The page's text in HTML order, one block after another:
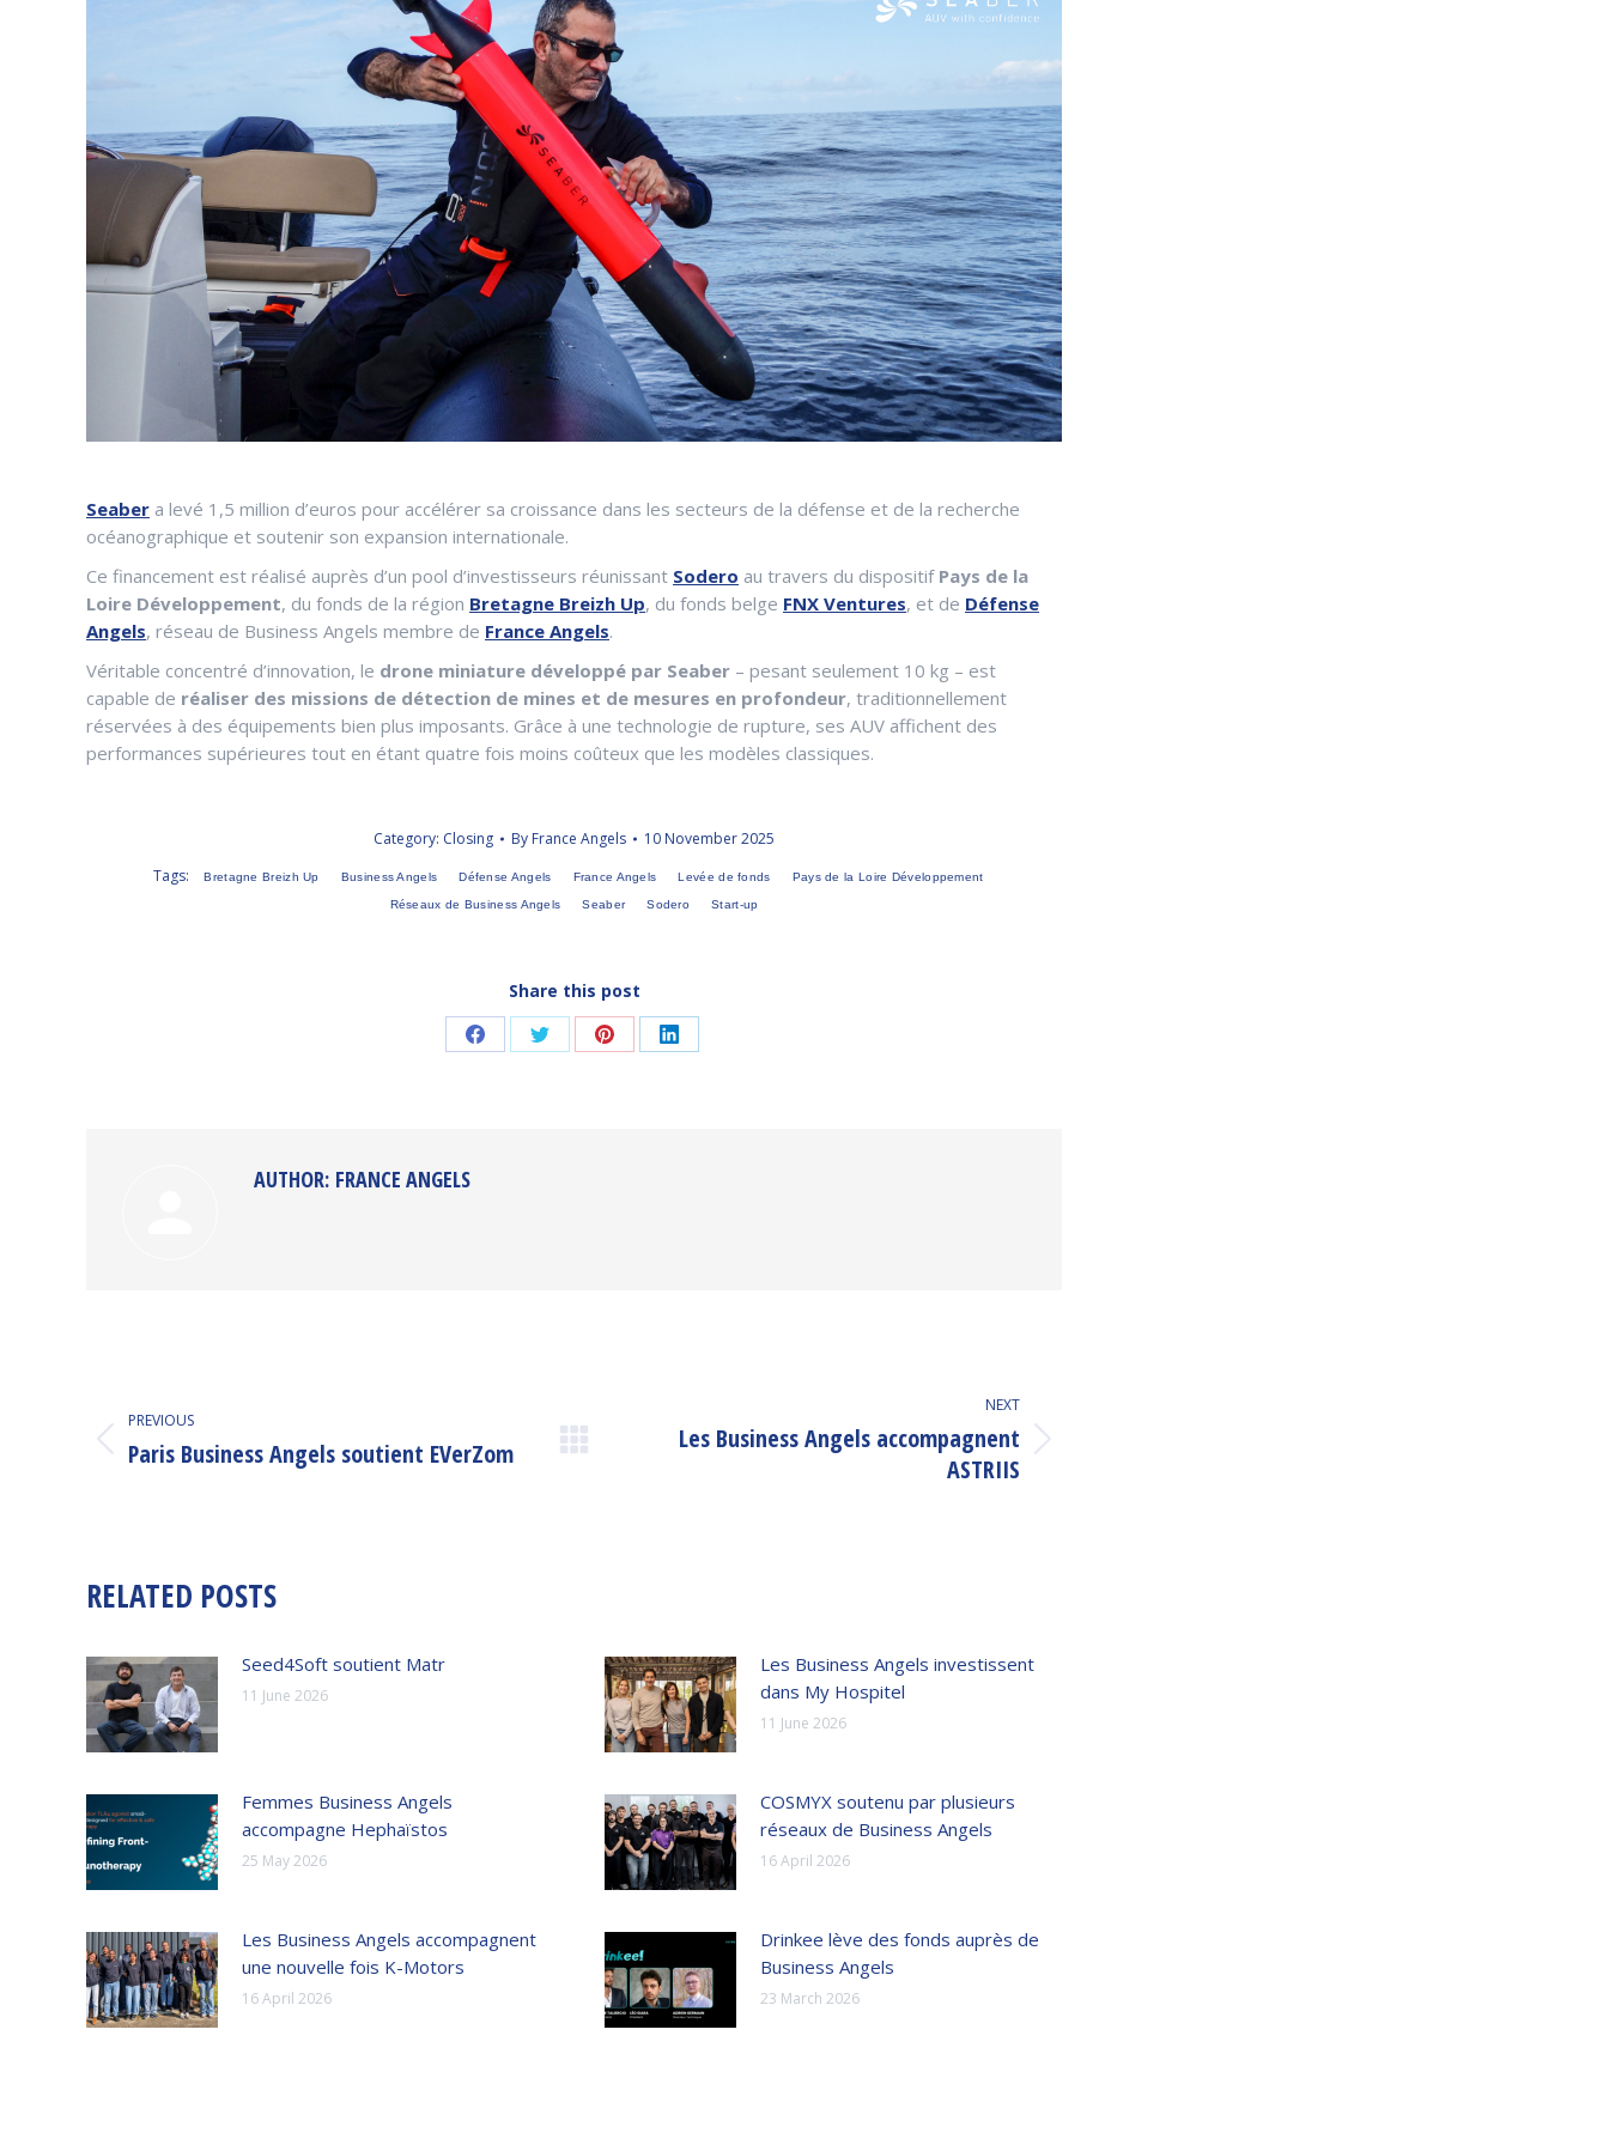
Seaber a levé 1,5 million d’euros pour accélérer sa croissance dans les secteurs de la défense et de la recherche
océanographique et soutenir son expansion internationale.
Ce financement est réalisé auprès d’un pool d’investisseurs réunissant Sodero au travers du dispositif Pays de la
Loire Développement, du fonds de la région Bretagne Breizh Up, du fonds belge FNX Ventures, et de Défense
Angels, réseau de Business Angels membre de France Angels.
Véritable concentré d’innovation, le drone miniature développé par Seaber – pesant seulement 10 kg – est
capable de réaliser des missions de détection de mines et de mesures en profondeur, traditionnellement
réservées à des équipements bien plus imposants. Grâce à une technologie de rupture, ses AUV affichent des
performances supérieures tout en étant quatre fois moins coûteux que les modèles classiques.
Category: Closing By France Angels
10 November 2025
Tags:
Bretagne Breizh Up Business Angels Défense Angels France Angels Levée de fonds Pays de la Loire Développement
Réseaux de Business Angels Seaber Sodero Start-up
Share this post
Share Share Share Share
AUTHOR: FRANCE ANGELS
NAVIGATION
PREVIOUS
Previous
Paris Business Angels soutient EVerZom
NEXT
Les Business Angels accompagnent
ASTRIIS
RELATED POSTS
Seed4Soft soutient Matr
11 June 2026
Les Business Angels investissent
dans My Hospitel
11 June 2026
Femmes Business Angels
accompagne Hephaïstos
25 May 2026
COSMYX soutenu par plusieurs
réseaux de Business Angels
16 April 2026
Les Business Angels accompagnent
une nouvelle fois K-Motors
16 April 2026
Drinkee lève des fonds auprès de
Business Angels
23 March 2026